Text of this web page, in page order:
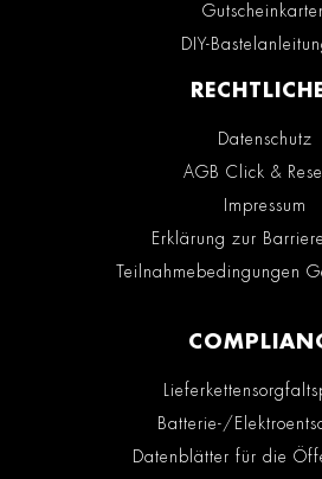
DIY-
Datenschutz
AGB Click &
Impressum
Erklärung zur
Teilnahmebedingungen
Batterie-/
Datenblätter für die